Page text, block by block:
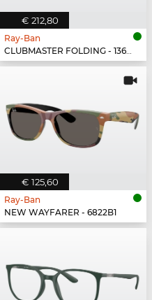
€ 212,80
Ray-Ban
CLUBMASTER FOLDING - 136885
€ 125,60
Ray-Ban
NEW WAYFARER - 6822B1